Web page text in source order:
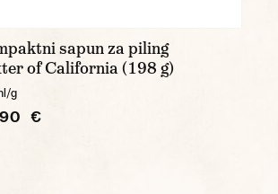
sapun za piling
of California (198 g)
g
€